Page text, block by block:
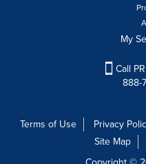
My
Call
888-
Terms of Use Privacy
Site Map